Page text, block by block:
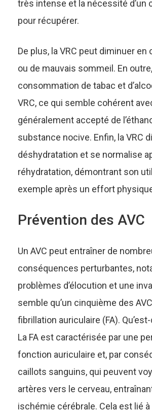
très intense et la nécessité d’un
pour récupérer.
De plus, la VRC peut diminuer
ou de mauvais sommeil. En
consommation de tabac et
VRC, ce qui semble cohérent
généralement accepté de
substance nocive. Enfin, la VRC
déshydratation et se normalise
réhydratation, démontrant son
exemple après un effort
Prévention des AVC
Un AVC peut entraîner de
conséquences perturbantes,
problèmes d’élocution et une
semble qu’un cinquième des
fibrillation auriculaire (FA).
La FA est caractérisée par une
fonction auriculaire et, par
caillots sanguins, qui peuvent
artères vers le cerveau,
ischémie cérébrale. Cela est lié